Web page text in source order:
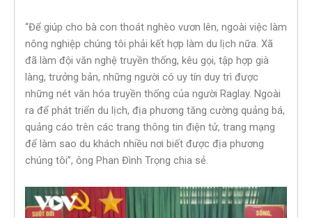
“Để giúp cho bà con thoát nghèo vươn lên, ngoài việc làm
nông nghiệp chúng tôi phải kết hợp làm du lịch nữa. Xã
đã làm đội văn nghệ truyền thống, kêu gọi, tập hợp già
làng, trưởng bản, những người có uy tín duy trì được
những nét văn hóa truyền thống của người Raglay. Ngoài
ra để phát triển du lịch, địa phương tăng cường quảng bá,
quảng cáo trên các trang thông tin điện tử, trang mạng
để làm sao du khách nhiều nơi biết được địa phương
chúng tôi”, ông Phan Đình Trọng chia sẻ.